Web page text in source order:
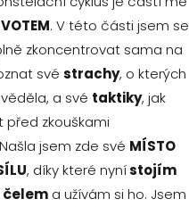
. V této části jsem se
zkoncentrovat sama na
své strachy, o kterých
a své taktiky, jak
před zkouškami
Našla jsem zde své MÍSTO
, díky které nynístojím
čelem a užívám si ho. Jsem